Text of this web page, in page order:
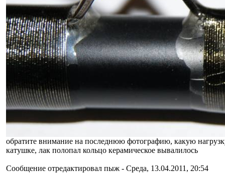
обратите внимание на последнюю фотографию, какую
катушке, лак полопал кольцо керамическое вывалилось
Сообщение отредактировал пыж - Среда, 13.04.2011, 20:54